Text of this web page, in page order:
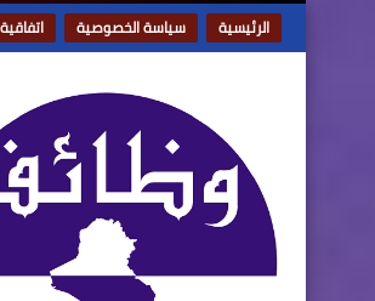
الرئيسية سياسة الخصوصية